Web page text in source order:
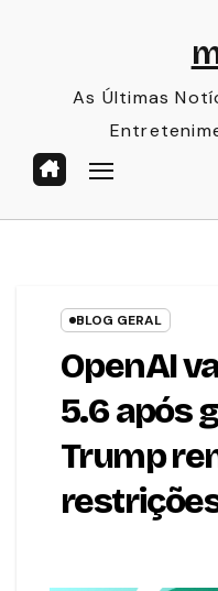
As Últimas
BLOG GERAL
OpenAI
5.6 após
Trump